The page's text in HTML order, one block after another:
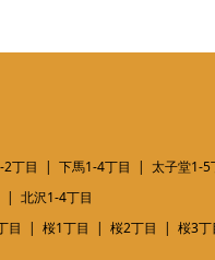
丁目 下馬1-4丁目 太子堂1-5
北沢1-4丁目
目 桜1丁目 桜2丁目 桜3丁